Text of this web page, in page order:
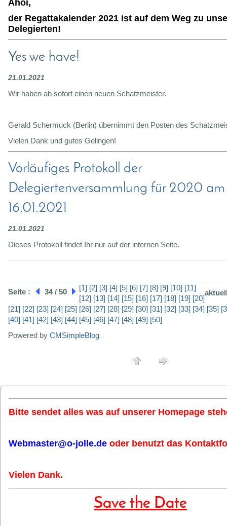
Ahoi,
der Regattakalender 2021 ist auf dem Weg zu
Delegierten!
Yes we have!
21.01.2021
Wir haben ab sofort einen neuen Schatzmeister.
Gerald Schermuck (Berlin) übernimmt den Posten des
Vielen Dank und gutes Gelingen!
Vorläufiges Protokoll der
Delegiertenversammlung für 2020 am
16.01.2021
21.01.2021
Dieses Protokoll findet Ihr nur auf der internen Seite.
Seite : 34 / 50 [1] [2] [3] [4] [5] [6] [7] [8] [9] [10] [11]
[12] [13] [14] [15] [16] [17] [18] [19] [20]
[21] [22] [23] [24] [25] [26] [27] [28] [29] [30] [31] [32] [33] [34] [35]
[40] [41] [42] [43] [44] [45] [46] [47] [48] [49] [50]
Powered by CMSimpleBlog
Bitte sendet alles was auf unserer Homepage
Webmaster@o-jolle.de oder benutzt das
Vielen Dank.
Save the Date